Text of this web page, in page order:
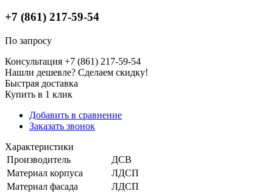
+7 (861) 217-59-54
По запросу
Консультация +7 (861) 217-59-54
Нашли дешевле? Сделаем скидку!
Быстрая доставка
Купить в 1 клик
Добавить в сравнение
Заказать звонок
Характеристики
Производитель
ДСВ
Материал корпуса
ЛДСП
Материал фасада
ЛДСП